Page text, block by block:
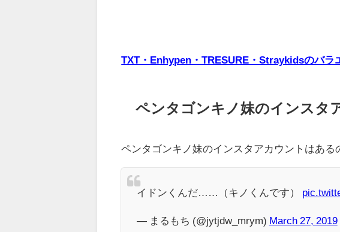
TXT・Enhypen・TRESURE・Straykidsのバラ
ペンタゴンキノ妹のインスタ
ペンタゴンキノ妹のインスタアカウントはある
イドンくんだ……（キノくんです）
— まるもち (@jytjdw_mrym) March 27, 2019